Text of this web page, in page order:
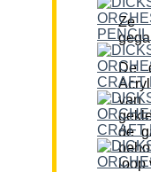
Ze
De
van
de
loop